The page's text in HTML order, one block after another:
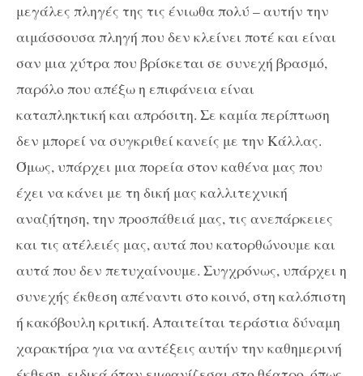
μεγάλες πληγές της τις ένιωθα πολύ – αυτήν την
αιμάσσουσα πληγή που δεν κλείνει ποτέ και είναι
σαν μια χύτρα που βρίσκεται σε συνεχή βρασμό,
παρόλο που απέξω η επιφάνεια είναι
καταπληκτική και απρόσιτη. Σε καμία περίπτωση
δεν μπορεί να συγκριθεί κανείς με την Κάλλας.
Όμως, υπάρχει μια πορεία στον καθένα μας που
έχει να κάνει με τη δική μας καλλιτεχνική
αναζήτηση, την προσπάθειά μας, τις ανεπάρκειες
και τις ατέλειές μας, αυτά που κατορθώνουμε και
αυτά που δεν πετυχαίνουμε. Συγχρόνως, υπάρχει η
συνεχής έκθεση απέναντι στο κοινό, στη καλόπιστη
ή κακόβουλη κριτική. Απαιτείται τεράστια δύναμη
χαρακτήρα για να αντέξεις αυτήν την καθημερινή